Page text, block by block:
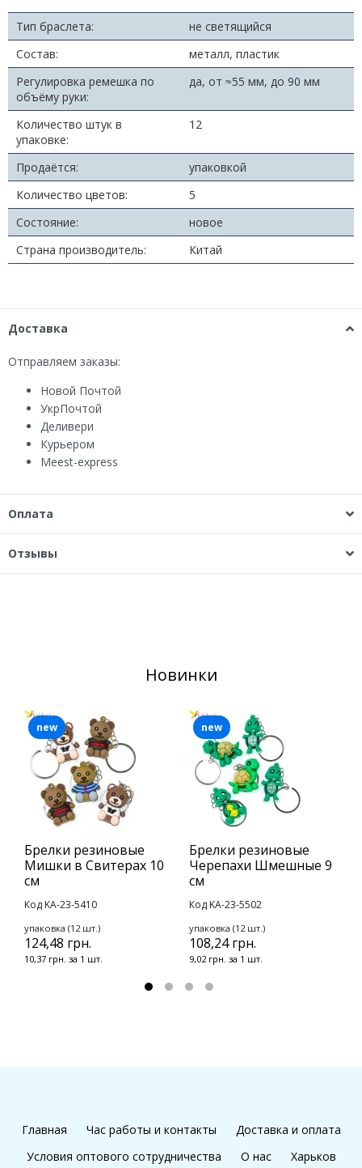
Тип браслета:
не светящийся
Состав:
металл, пластик
Регулировка ремешка по
объёму руки:
да, от ≈55 мм, до 90 мм
Количество штук в
упаковке:
12
Продаётся:
упаковкой
Количество цветов:
5
Состояние:
новое
Страна производитель:
Китай
Доставка
Отправляем заказы:
Новой Почтой
УкрПочтой
Деливери
Курьером
Мeest-express
Оплата
Отзывы
Новинки
Брелки резиновые
Мишки в Свитерах 10
см
Код KA-23-5410
упаковка (12 шт.)
124,48 грн.
10,37 грн. за 1 шт.
new
Брелки резиновые
Черепахи Шмешные 9
см
Код KA-23-5502
упаковка (12 шт.)
108,24 грн.
9,02 грн. за 1 шт.
new
Главная Час работы и контакты
Доставка и оплата
Условия оптового сотрудничества
О нас Харьков